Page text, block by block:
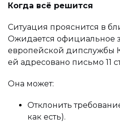
Когда всё решится
Ситуация прояснится в
Ожидается официальное
европейской дипслужбы
ей адресовано письмо 11
Она может:
Отклонить
как есть).